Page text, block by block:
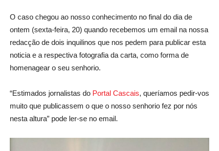
O caso chegou ao nosso conhecimento no final do dia de
ontem (sexta-feira, 20) quando recebemos um email na nossa
redacção de dois inquilinos que nos pedem para publicar esta
noticia e a respectiva fotografia da carta, como forma de
homenagear o seu senhorio.
“Estimados jornalistas do Portal Cascais, queríamos pedir-vos
muito que publicassem o que o nosso senhorio fez por nós
nesta altura” pode ler-se no email.